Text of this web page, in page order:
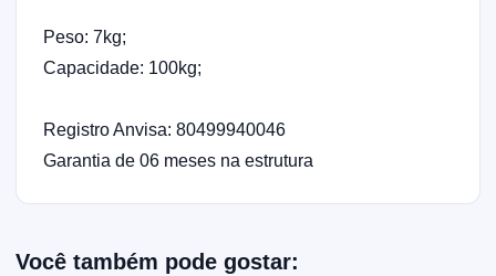
Peso: 7kg;
Capacidade: 100kg;
Registro Anvisa: 80499940046
Garantia de 06 meses na estrutura
Você também pode gostar: